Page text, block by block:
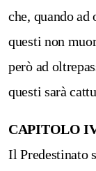
che, quando ad
questi non
però ad
questi sarà
CAPITOLO
Il Predestinato